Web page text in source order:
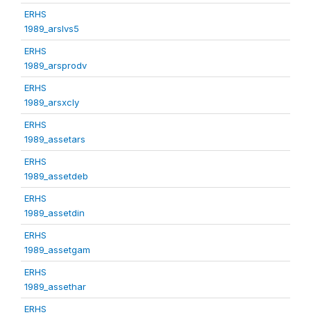
ERHS
1989_arslvs5
ERHS
1989_arsprodv
ERHS
1989_arsxcly
ERHS
1989_assetars
ERHS
1989_assetdeb
ERHS
1989_assetdin
ERHS
1989_assetgam
ERHS
1989_assethar
ERHS